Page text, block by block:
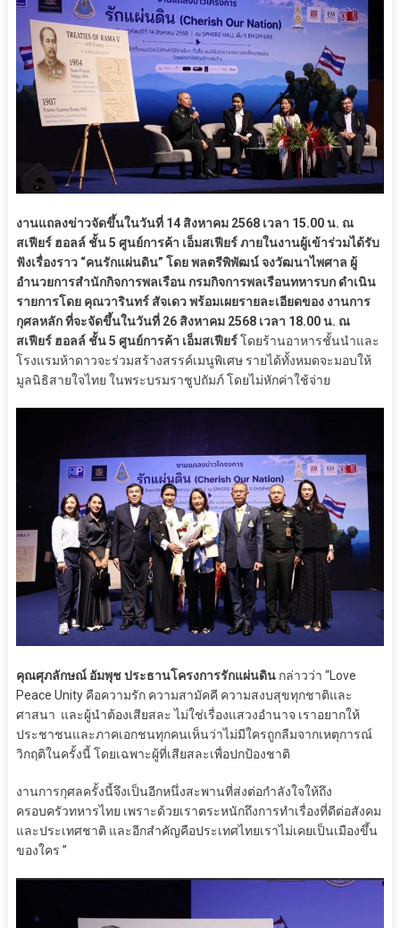
งานแถลงข่าวจัดขึ้นในวันที่ 14 สิงหาคม 2568 เวลา 15.00 น. ณ
สเฟียร์ ฮอลล์ ชั้น 5 ศูนย์การค้า เอ็มสเฟียร์ ภายในงานผู้เข้าร่วมได้รับ
ฟังเรื่องราว “คนรักแผ่นดิน” โดย พลตรีพิพัฒน์ จงวัฒนาไพศาล ผู้
อำนวยการสำนักกิจการพลเรือน กรมกิจการพลเรือนทหารบก ดำเนิน
รายการโดย คุณวารินทร์ สัจเดว พร้อมเผยรายละเอียดของ งานการ
กุศลหลัก ที่จะจัดขึ้นในวันที่ 26 สิงหาคม 2568 เวลา 18.00 น. ณ
สเฟียร์ ฮอลล์ ชั้น 5 ศูนย์การค้า เอ็มสเฟียร์โดยร้านอาหารชั้นนำและ
โรงแรมห้าดาวจะร่วมสร้างสรรค์เมนูพิเศษ รายได้ทั้งหมดจะมอบให้
มูลนิธิสายใจไทย ในพระบรมราชูปถัมภ์ โดยไม่หักค่าใช้จ่าย
คุณศุภลักษณ์ อัมพุช ประธานโครงการรักแผ่นดินกล่าวว่า “Love
Peace Unity คือความรัก ความสามัคคี ความสงบสุขทุกชาติและ
ศาสนา และผู้นำต้องเสียสละ ไม่ใช่เรื่องแสวงอำนาจ เราอยากให้
ประชาชนและภาคเอกชนทุกคนเห็นว่าไม่มีใครถูกลืมจากเหตุการณ์
วิกฤติในครั้งนี้ โดยเฉพาะผู้ที่เสียสละเพื่อปกป้องชาติ
งานการกุศลครั้งนี้จึงเป็นอีกหนึ่งสะพานที่ส่งต่อกำลังใจให้ถึง
ครอบครัวทหารไทย เพราะด้วยเราตระหนักถึงการทำเรื่องที่ดีต่อสังคม
และประเทศชาติ และอีกสำคัญคือประเทศไทยเราไม่เคยเป็นเมืองขึ้น
ของใคร ”